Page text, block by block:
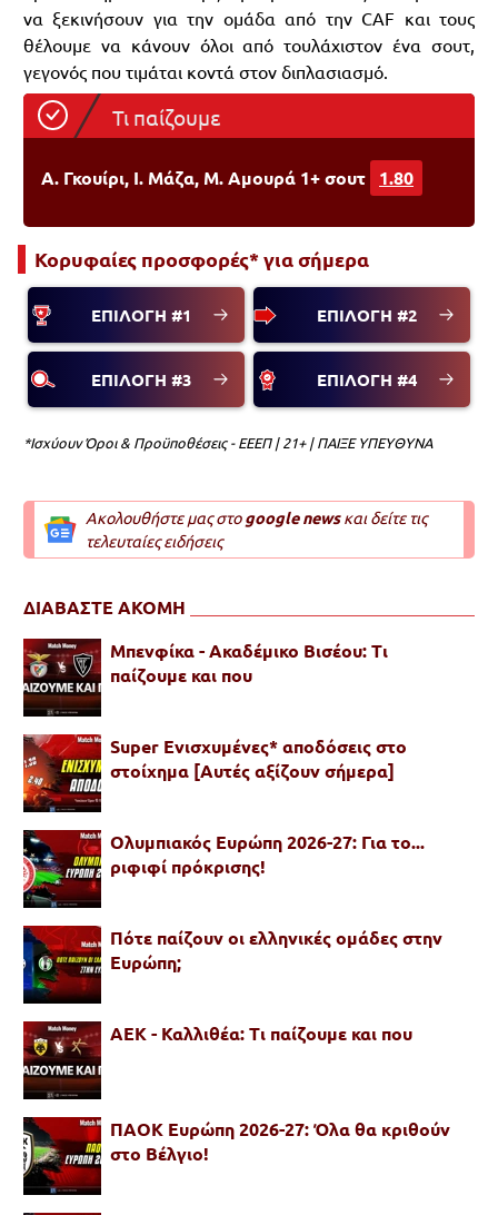
να ξεκινήσουν για την ομάδα από την CAF και τους
θέλουμε να κάνουν όλοι από τουλάχιστον ένα σουτ,
γεγονός που τιμάται κοντά στον διπλασιασμό.
Τι παίζουμε
Α. Γκουίρι, Ι. Μάζα, Μ. Αμουρά 1+ σουτ 1.80
Κορυφαίες προσφορές* για σήμερα
ΕΠΙΛΟΓΗ #1 ΕΠΙΛΟΓΗ #2
ΕΠΙΛΟΓΗ #3 ΕΠΙΛΟΓΗ #4
*Ισχύουν Όροι & Προϋποθέσεις - ΕΕΕΠ | 21+ | ΠΑΙΞΕ ΥΠΕΥΘΥΝΑ
Ακολουθήστε μας στοgoogle newsκαι δείτε τις
τελευταίες ειδήσεις
ΔΙΑΒΑΣΤΕ ΑΚΟΜΗ
Μπενφίκα - Ακαδέμικο Βισέου: Τι
παίζουμε και που
Super Ενισχυμένες* αποδόσεις στο
στοίχημα [Αυτές αξίζουν σήμερα]
Ολυμπιακός Ευρώπη 2026-27: Για το...
ριφιφί πρόκρισης!
Πότε παίζουν οι ελληνικές ομάδες στην
Ευρώπη;
ΑΕΚ - Καλλιθέα: Τι παίζουμε και που
ΠΑΟΚ Ευρώπη 2026-27: Όλα θα κριθούν
στο Βέλγιο!